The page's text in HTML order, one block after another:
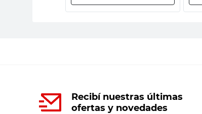
Recibí nuestras últimas
ofertas y novedades